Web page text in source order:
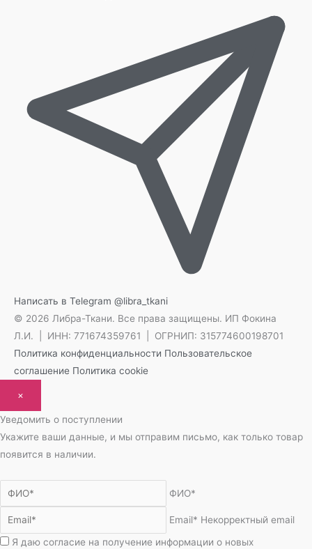
Написать в Telegram @libra_tkani
© 2026 Либра-Ткани. Все права защищены. ИП Фокина
Л.И. | ИНН: 771674359761 | ОГРНИП: 315774600198701
Политика конфиденциальности Пользовательское
соглашение Политика cookie
×
Уведомить о поступлении
Укажите ваши данные, и мы отправим письмо, как только товар
появится в наличии.
ФИО*
Email* Некорректный email
Я даю согласие на получение информации о новых